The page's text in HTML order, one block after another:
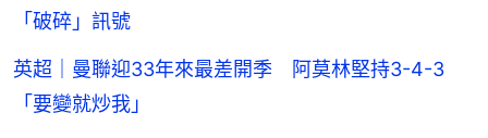
「破碎」訊號
英超｜曼聯迎33年來最差開季 阿莫林堅持3-4-3
「要變就炒我」